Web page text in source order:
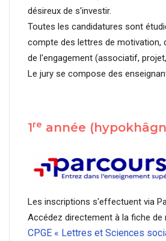
désireux de s'investir.
Toutes les candidatures sont
compte des lettres de motivation,
de l'engagement (associatif,
Le jury se compose des
1re année
Les inscriptions s'effectuent via
Accédez directement à la fiche de
CPGE « Lettres et Sciences